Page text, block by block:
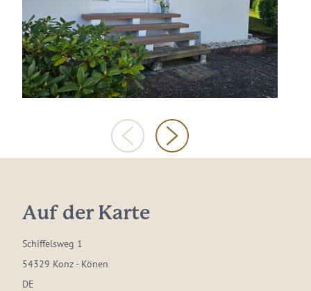
Auf der Karte
Schiffelsweg 1
54329 Konz - Könen
DE